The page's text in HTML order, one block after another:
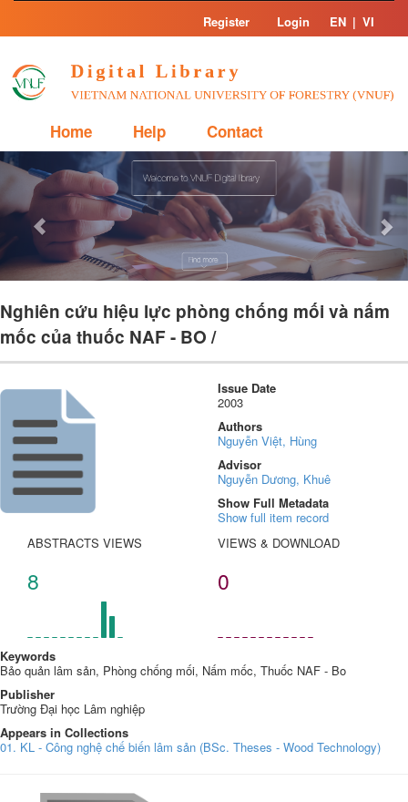
Skip
Register Login EN | VI
Home Help Contact
Previous
Nghiên cứu hiệu lực phòng chống mối và nấm
mốc của thuốc NAF - BO /
Issue Date
2003
Authors
Nguyễn Việt, Hùng
Advisor
Nguyễn Dương, Khuê
Show Full Metadata
Show full item record
ABSTRACTS VIEWS
8
VIEWS & DOWNLOAD
0
Keywords
Bảo quản lâm sản, Phòng chống mối, Nấm mốc, Thuốc NAF - Bo
Publisher
Trường Đại học Lâm nghiệp
Appears in Collections
01. KL - Công nghệ chế biến lâm sản (BSc. Theses - Wood Technology)